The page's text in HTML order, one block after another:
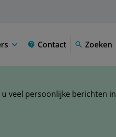
Contact Zoeken
veel persoonlijke berichten in